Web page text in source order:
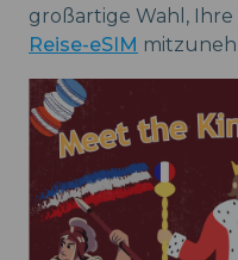
großartige Wahl, Ihre
Reise-eSIM